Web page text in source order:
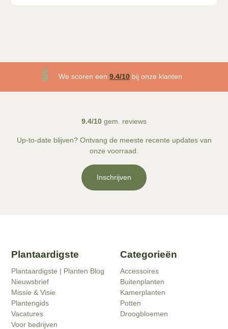
We scoren een 9.4/10 bij onze klanten
9.4/10 gem. reviews
Up-to-date blijven? Ontvang de meeste recente updates van
onze voorraad.
Inschrijven
Plantaardigste
Plantaardigste | Planten Blog
Nieuwsbrief
Missie & Visie
Plantengids
Vacatures
Voor bedrijven
Categorieën
Accessoires
Buitenplanten
Kamerplanten
Potten
Droogbloemen